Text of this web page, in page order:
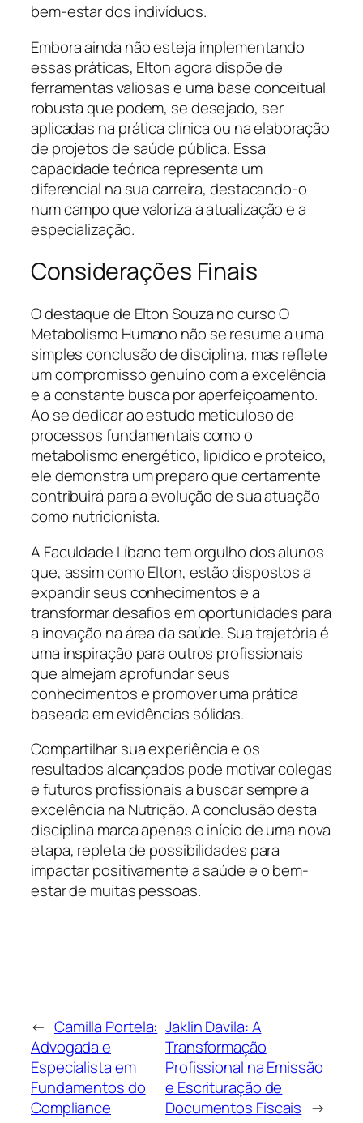
bem-estar dos indivíduos.
Embora ainda não esteja implementando
essas práticas, Elton agora dispõe de
ferramentas valiosas e uma base conceitual
robusta que podem, se desejado, ser
aplicadas na prática clínica ou na elaboração
de projetos de saúde pública. Essa
capacidade teórica representa um
diferencial na sua carreira, destacando-o
num campo que valoriza a atualização e a
especialização.
Considerações Finais
O destaque de Elton Souza no curso O
Metabolismo Humano não se resume a uma
simples conclusão de disciplina, mas reflete
um compromisso genuíno com a excelência
e a constante busca por aperfeiçoamento.
Ao se dedicar ao estudo meticuloso de
processos fundamentais como o
metabolismo energético, lipídico e proteico,
ele demonstra um preparo que certamente
contribuirá para a evolução de sua atuação
como nutricionista.
A Faculdade Líbano tem orgulho dos alunos
que, assim como Elton, estão dispostos a
expandir seus conhecimentos e a
transformar desafios em oportunidades para
a inovação na área da saúde. Sua trajetória é
uma inspiração para outros profissionais
que almejam aprofundar seus
conhecimentos e promover uma prática
baseada em evidências sólidas.
Compartilhar sua experiência e os
resultados alcançados pode motivar colegas
e futuros profissionais a buscar sempre a
excelência na Nutrição. A conclusão desta
disciplina marca apenas o início de uma nova
etapa, repleta de possibilidades para
impactar positivamente a saúde e o bem-
estar de muitas pessoas.
← Camilla Portela:
Advogada e
Especialista em
Fundamentos do
Compliance
Jaklin Davila: A
Transformação
Profissional na Emissão
e Escrituração de
Documentos Fiscais →